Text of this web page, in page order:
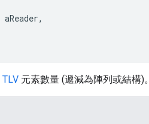
aReader,
TLV 元素數量 (遞減為陣列或結構)。